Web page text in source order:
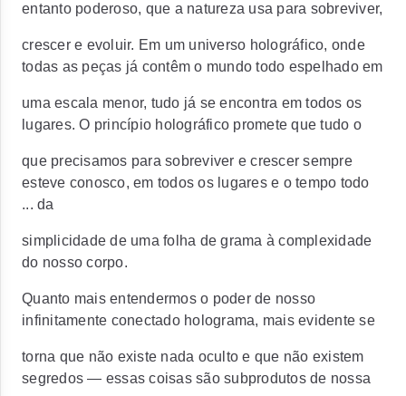
entanto poderoso, que a natureza usa para sobreviver,
crescer e evoluir. Em um universo holográfico, onde
todas as peças já contêm o mundo todo espelhado em
uma escala menor, tudo já se encontra em todos os
lugares. O princípio holográfico promete que tudo o
que precisamos para sobreviver e crescer sempre
esteve conosco, em todos os lugares e o tempo todo
... da
simplicidade de uma folha de grama à complexidade
do nosso corpo.
Quanto mais entendermos o poder de nosso
infinitamente conectado holograma, mais evidente se
torna que não existe nada oculto e que não existem
segredos — essas coisas são subprodutos de nossa